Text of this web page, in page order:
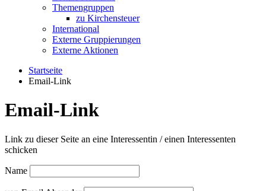
Themengruppen
zu Kirchensteuer
International
Externe Gruppierungen
Externe Aktionen
Startseite
Email-Link
Email-Link
Link zu dieser Seite an eine Interessentin / einen Interessenten
schicken
Name